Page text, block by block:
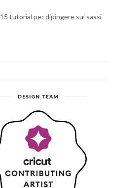
15 tutorial per dipingere sui sassi
DESIGN TEAM